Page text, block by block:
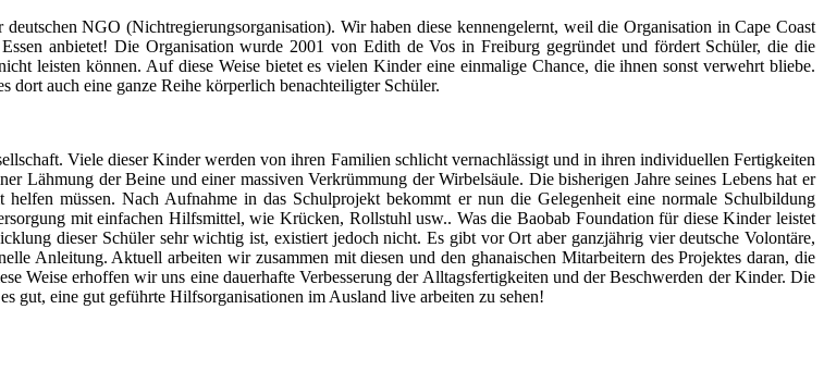
NGO (Nichtregierungsorganisation). Wir haben diese kennengelernt, weil die Organisation in Cape Coast
anbietet! Die Organisation wurde 2001 von Edith de Vos in Freiburg gegründet und fördert Schüler, die die
leisten können. Auf diese Weise bietet es vielen Kinder eine einmalige Chance, die ihnen sonst verwehrt bliebe.
dort auch eine ganze Reihe körperlich benachteiligter Schüler.
Viele dieser Kinder werden von ihren Familien schlicht vernachlässigt und in ihren individuellen Fertigkeiten
Lähmung der Beine und einer massiven Verkrümmung der Wirbelsäule. Die bisherigen Jahre seines Lebens hat er
müssen. Nach Aufnahme in das Schulprojekt bekommt er nun die Gelegenheit eine normale Schulbildung
mit einfachen Hilfsmittel, wie Krücken, Rollstuhl usw.. Was die Baobab Foundation für diese Kinder leistet
dieser Schüler sehr wichtig ist, existiert jedoch nicht. Es gibt vor Ort aber ganzjährig vier deutsche Volontäre,
Anleitung. Aktuell arbeiten wir zusammen mit diesen und den ghanaischen Mitarbeitern des Projektes daran, die
Weise erhoffen wir uns eine dauerhafte Verbesserung der Alltagsfertigkeiten und der Beschwerden der Kinder. Die
gut, eine gut geführte Hilfsorganisationen im Ausland live arbeiten zu sehen!